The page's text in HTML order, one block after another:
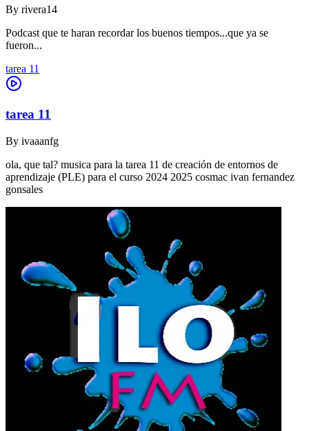
By rivera14
Podcast que te haran recordar los buenos tiempos...que ya se
fueron...
tarea 11
tarea 11
By ivaaanfg
ola, que tal? musica para la tarea 11 de creación de entornos de
aprendizaje (PLE) para el curso 2024 2025 cosmac ivan fernandez
gonsales